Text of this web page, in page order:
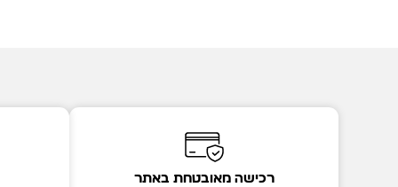
רכישה מאובטחת באתר